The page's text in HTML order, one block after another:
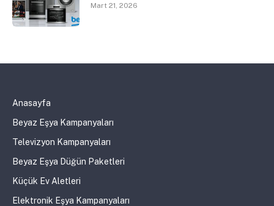
Mart 21, 2026
Anasayfa
Beyaz Eşya Kampanyaları
Televizyon Kampanyaları
Beyaz Eşya Düğün Paketleri
Küçük Ev Aletleri
Elektronik Eşya Kampanyaları